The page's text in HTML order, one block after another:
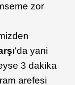
zor
'da yani
3 dakika
arefesi